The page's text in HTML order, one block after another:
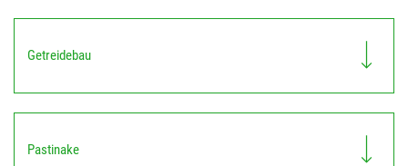
Getreidebau
Pastinake